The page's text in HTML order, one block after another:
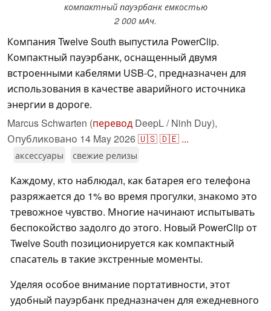
компактный пауэрбанк емкостью
2 000 мАч.
Компания Twelve South выпустила PowerClip.
Компактный пауэрбанк, оснащенный двумя
встроенными кабелями USB-C, предназначен для
использования в качестве аварийного источника
энергии в дороге.
Marcus Schwarten (перевод DeepL / Ninh Duy),
Опубликовано 14 May 2026🇺🇸🇩🇪 ...
аксессуары свежие релизы
Каждому, кто наблюдал, как батарея его телефона
разряжается до 1% во время прогулки, знакомо это
тревожное чувство. Многие начинают испытывать
беспокойство задолго до этого. Новый PowerClip от
Twelve South позиционируется как компактный
спасатель в такие экстренные моменты.
Уделяя особое внимание портативности, этот
удобный пауэрбанк предназначен для ежедневного